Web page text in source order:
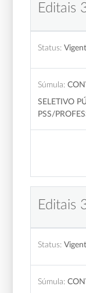
Editais
Status:
Súmula:
SELETIVO
PSS/
Editais
Status:
Súmula: